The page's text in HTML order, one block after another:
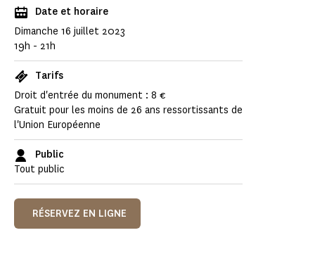
Date et horaire
Dimanche 16 juillet 2023
19h - 21h
Tarifs
Droit d'entrée du monument : 8 €
Gratuit pour les moins de 26 ans ressortissants de
l'Union Européenne
Public
Tout public
RÉSERVEZ EN LIGNE